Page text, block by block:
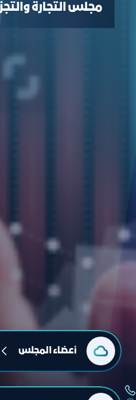
ﻣﺠﻠﺲ اﻟﺘﺠﺎرة
أعضاء المجلس